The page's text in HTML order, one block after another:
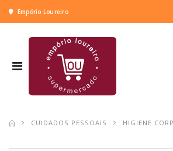
Empório Loureiro
CUIDADOS PESSOAIS HIGIENE